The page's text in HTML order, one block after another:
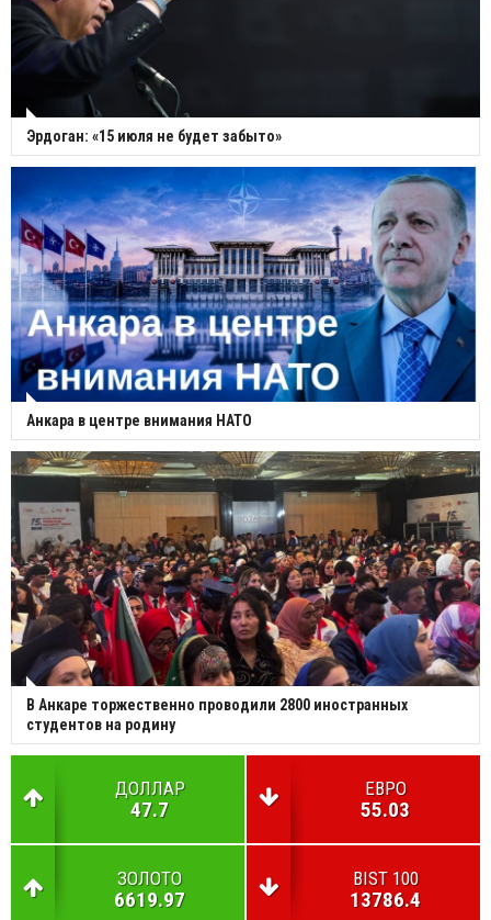
Эрдоган: «15 июля не будет забыто»
Анкара в центре внимания НАТО
В Анкаре торжественно проводили 2800 иностранных
студентов на родину
ДОЛЛАР
47.7
ЕВРО
55.03
ЗОЛОТО
6619.97
BIST 100
13786.4